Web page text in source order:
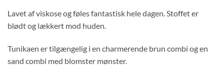
Lavet af viskose og føles fantastisk hele dagen. Stoffet er
blødt og lækkert mod huden.
Tunikaen er tilgængelig i en charmerende brun combi og en
sand combi med blomster mønster.